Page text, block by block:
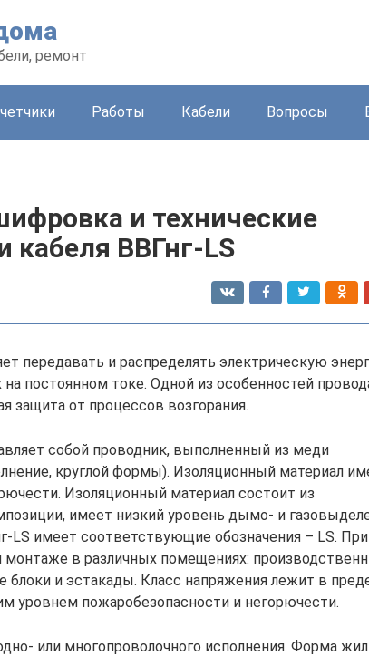
ремонт
Работы Кабели Вопросы
и технические
кабеля ВВГнг-LS
передавать и распределять электрическую
постоянном токе. Одной из особенностей
защита от процессов возгорания.
собой проводник, выполненный из меди
круглой формы). Изоляционный материал
Изоляционный материал состоит из
имеет низкий уровень дымо- и
LS имеет соответствующие обозначения – LS.
монтаже в различных помещениях:
и эстакады. Класс напряжения лежит в
уровнем пожаробезопасности и негорючести.
или многопроволочного исполнения. Форма жил